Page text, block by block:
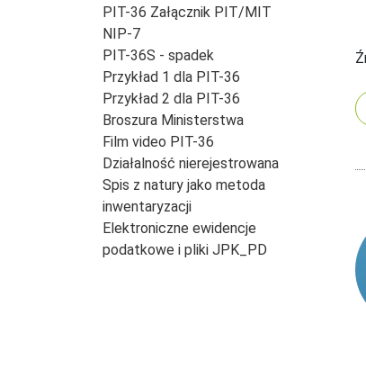
PIT-36 Załącznik PIT/MIT
NIP-7
PIT-36S - spadek
Przykład 1 dla PIT-36
Przykład 2 dla PIT-36
Broszura Ministerstwa
Film video PIT-36
Działalność nierejestrowana
Spis z natury jako metoda
inwentaryzacji
Elektroniczne ewidencje
podatkowe i pliki JPK_PD